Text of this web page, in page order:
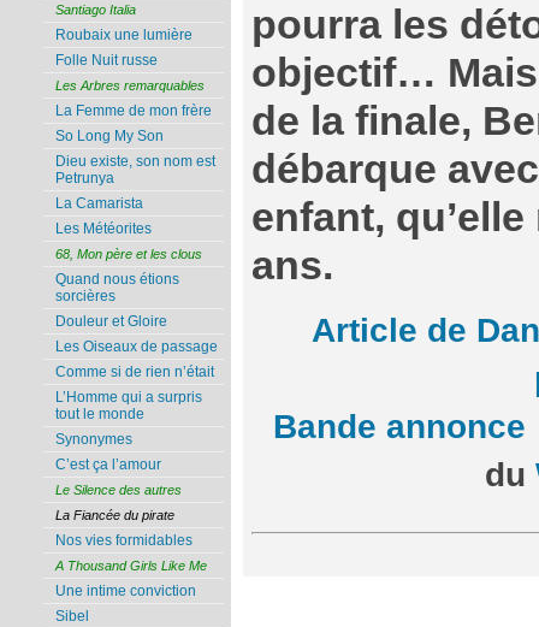
pourra les
objectif…
de la finale,
débarque
enfant,
ans.
Article de
Bande annonce
du
Santiago Italia
Roubaix une lumière
Folle Nuit russe
Les Arbres remarquables
La Femme de mon frère
So Long My Son
Dieu existe, son nom est
Petrunya
La Camarista
Les Météorites
68, Mon père et les clous
Quand nous étions
sorcières
Douleur et Gloire
Les Oiseaux de passage
Comme si de rien n’était
L’Homme qui a surpris
tout le monde
Synonymes
C’est ça l’amour
Le Silence des autres
La Fiancée du pirate
Nos vies formidables
A Thousand Girls Like Me
Une intime conviction
Sibel